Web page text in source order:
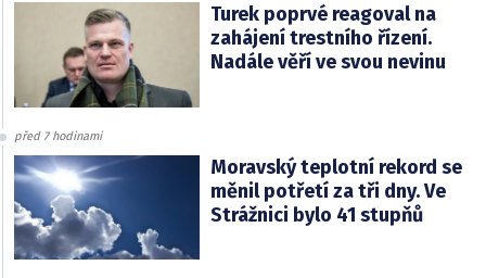
Turek poprvé reagoval na
zahájení trestního řízení.
Nadále věří ve svou nevinu
před 7 hodinami
Moravský teplotní rekord se
měnil potřetí za tři dny. Ve
Strážnici bylo 41 stupňů